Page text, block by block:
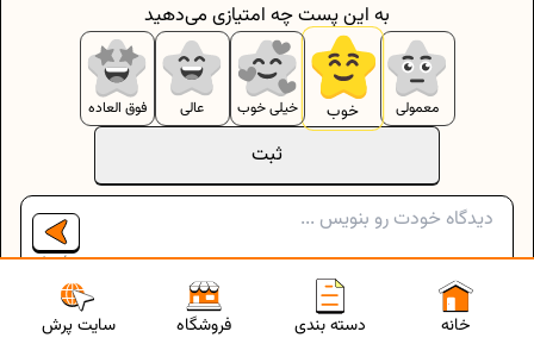
ثبت
معمولی خوب خیلی خوب عالی فوق العاده
به این پست چه امتیازی می‌دهید
500/0
سایت پرش فروشگاه دسته بندی خانه